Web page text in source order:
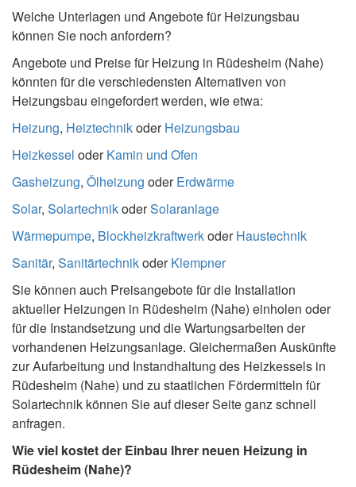
Welche Unterlagen und Angebote für Heizungsbau
können Sie noch anfordern?
Angebote und Preise für Heizung in Rüdesheim (Nahe)
könnten für die verschiedensten Alternativen von
Heizungsbau eingefordert werden, wie etwa:
Heizung, HeiztechnikoderHeizungsbau
Heizkessel oderKamin und Ofen
Gasheizung, Ölheizung oderErdwärme
Solar, SolartechnikoderSolaranlage
Wärmepumpe, BlockheizkraftwerkoderHaustechnik
Sanitär, SanitärtechnikoderKlempner
Sie können auch Preisangebote für die Installation
aktueller Heizungen in Rüdesheim (Nahe) einholen oder
für die Instandsetzung und die Wartungsarbeiten der
vorhandenen Heizungsanlage. Gleichermaßen Auskünfte
zur Aufarbeitung und Instandhaltung des Heizkessels in
Rüdesheim (Nahe) und zu staatlichen Fördermitteln für
Solartechnik können Sie auf dieser Seite ganz schnell
anfragen.
Wie viel kostet der Einbau Ihrer neuen Heizung in
Rüdesheim (Nahe)?